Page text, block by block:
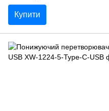
Купити